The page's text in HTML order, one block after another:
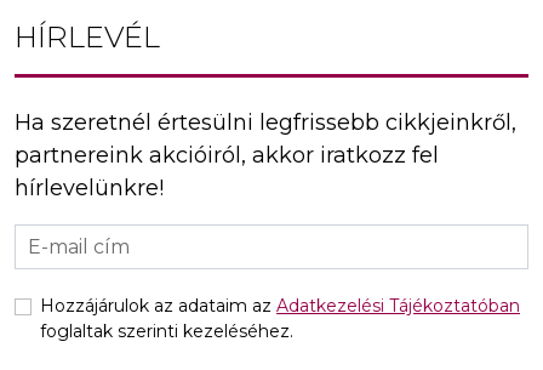
HÍRLEVÉL
Ha szeretnél értesülni legfrissebb cikkjeinkről,
partnereink akcióiról, akkor iratkozz fel
hírlevelünkre!
Hozzájárulok az adataim az Adatkezelési Tájékoztatóban
foglaltak szerinti kezeléséhez.